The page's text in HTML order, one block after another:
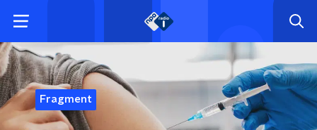
Fragment